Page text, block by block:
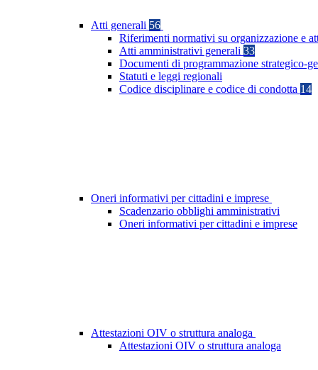
Atti generali 56
Riferimenti normativi su organizzazione e
Atti amministrativi generali 33
Documenti di programmazione strategico-
Statuti e leggi regionali
Codice disciplinare e codice di condotta 14
Oneri informativi per cittadini e imprese
Scadenzario obblighi amministrativi
Oneri informativi per cittadini e imprese
Attestazioni OIV o struttura analoga
Attestazioni OIV o struttura analoga